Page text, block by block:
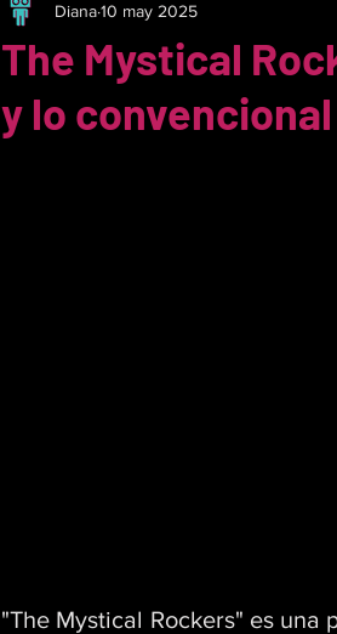
The Mystical
y lo convencional
Diana10 may 2025
"The Mystical Rockers" es una